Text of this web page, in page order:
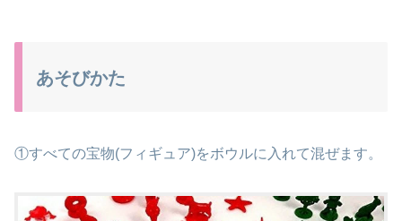
あそびかた
①すべての宝物(フィギュア)をボウルに入れて混ぜます。